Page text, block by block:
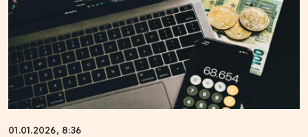
01.01.2026, 8:36